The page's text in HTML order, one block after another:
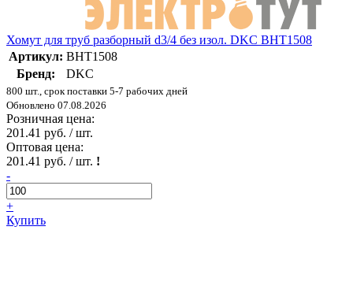
Хомут для труб разборный d3/4 без изол. DKC BHT1508
Артикул: BHT1508
Бренд:
DKC
800 шт., срок поставки 5-7 рабочих дней
Обновлено 07.08.2026
Розничная цена:
201.41 руб. / шт.
Оптовая цена:
201.41 руб. / шт. !
-
+
Купить